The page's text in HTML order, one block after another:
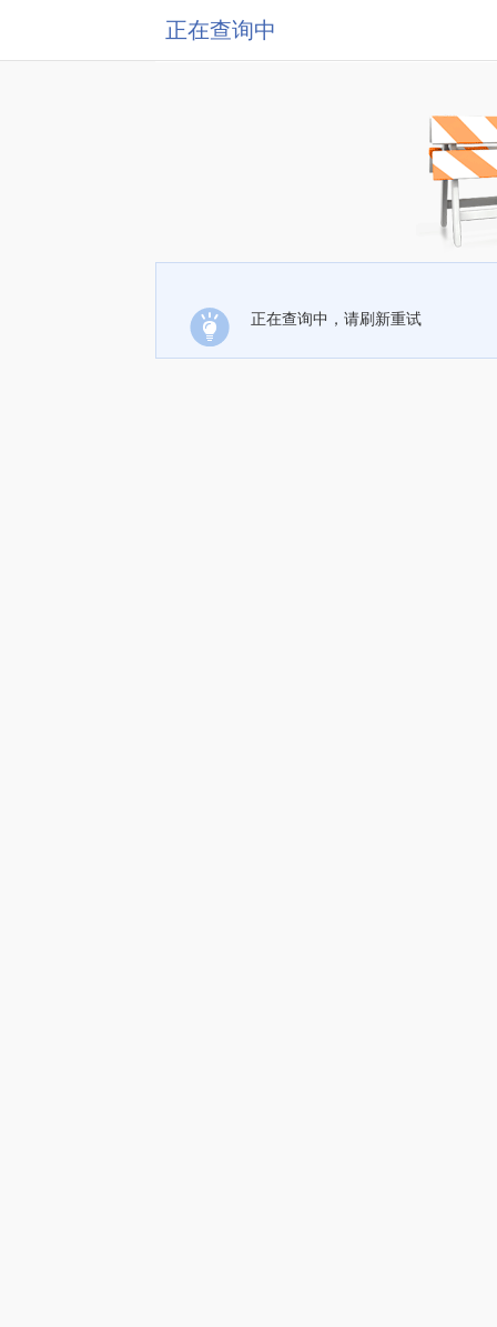
正在查询中
正在查询中，请刷新重试